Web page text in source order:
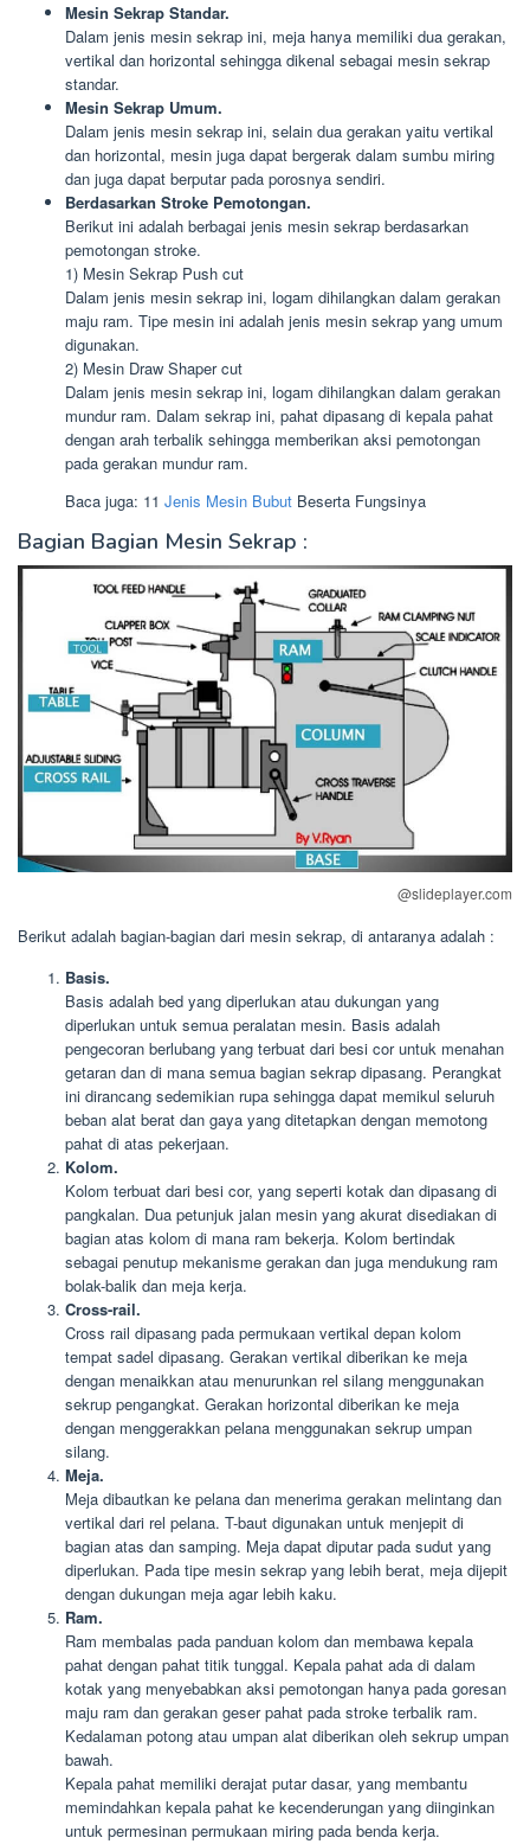
Mesin Sekrap Standar.
Dalam jenis mesin sekrap ini, meja hanya memiliki dua gerakan,
vertikal dan horizontal sehingga dikenal sebagai mesin sekrap
standar.
Mesin Sekrap Umum.
Dalam jenis mesin sekrap ini, selain dua gerakan yaitu vertikal
dan horizontal, mesin juga dapat bergerak dalam sumbu miring
dan juga dapat berputar pada porosnya sendiri.
Berdasarkan Stroke Pemotongan.
Berikut ini adalah berbagai jenis mesin sekrap berdasarkan
pemotongan stroke.
1) Mesin Sekrap Push cut
Dalam jenis mesin sekrap ini, logam dihilangkan dalam gerakan
maju ram. Tipe mesin ini adalah jenis mesin sekrap yang umum
digunakan.
2) Mesin Draw Shaper cut
Dalam jenis mesin sekrap ini, logam dihilangkan dalam gerakan
mundur ram. Dalam sekrap ini, pahat dipasang di kepala pahat
dengan arah terbalik sehingga memberikan aksi pemotongan
pada gerakan mundur ram.
Baca juga: 11 Jenis Mesin Bubut Beserta Fungsinya
Bagian Bagian Mesin Sekrap :
@slideplayer.com
Berikut adalah bagian-bagian dari mesin sekrap, di antaranya adalah :
Basis.
Basis adalah bed yang diperlukan atau dukungan yang
diperlukan untuk semua peralatan mesin. Basis adalah
pengecoran berlubang yang terbuat dari besi cor untuk menahan
getaran dan di mana semua bagian sekrap dipasang. Perangkat
ini dirancang sedemikian rupa sehingga dapat memikul seluruh
beban alat berat dan gaya yang ditetapkan dengan memotong
pahat di atas pekerjaan.
Kolom.
Kolom terbuat dari besi cor, yang seperti kotak dan dipasang di
pangkalan. Dua petunjuk jalan mesin yang akurat disediakan di
bagian atas kolom di mana ram bekerja. Kolom bertindak
sebagai penutup mekanisme gerakan dan juga mendukung ram
bolak-balik dan meja kerja.
Cross-rail.
Cross rail dipasang pada permukaan vertikal depan kolom
tempat sadel dipasang. Gerakan vertikal diberikan ke meja
dengan menaikkan atau menurunkan rel silang menggunakan
sekrup pengangkat. Gerakan horizontal diberikan ke meja
dengan menggerakkan pelana menggunakan sekrup umpan
silang.
Meja.
Meja dibautkan ke pelana dan menerima gerakan melintang dan
vertikal dari rel pelana. T-baut digunakan untuk menjepit di
bagian atas dan samping. Meja dapat diputar pada sudut yang
diperlukan. Pada tipe mesin sekrap yang lebih berat, meja dijepit
dengan dukungan meja agar lebih kaku.
Ram.
Ram membalas pada panduan kolom dan membawa kepala
pahat dengan pahat titik tunggal. Kepala pahat ada di dalam
kotak yang menyebabkan aksi pemotongan hanya pada goresan
maju ram dan gerakan geser pahat pada stroke terbalik ram.
Kedalaman potong atau umpan alat diberikan oleh sekrup umpan
bawah.
Kepala pahat memiliki derajat putar dasar, yang membantu
memindahkan kepala pahat ke kecenderungan yang diinginkan
untuk permesinan permukaan miring pada benda kerja.